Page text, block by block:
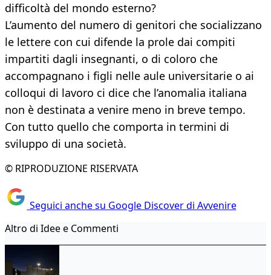
difficoltà del mondo esterno?
L’aumento del numero di genitori che socializzano
le lettere con cui difende la prole dai compiti
impartiti dagli insegnanti, o di coloro che
accompagnano i figli nelle aule universitarie o ai
colloqui di lavoro ci dice che l’anomalia italiana
non è destinata a venire meno in breve tempo.
Con tutto quello che comporta in termini di
sviluppo di una società.
© RIPRODUZIONE RISERVATA
Seguici anche su Google Discover di Avvenire
Altro di Idee e Commenti